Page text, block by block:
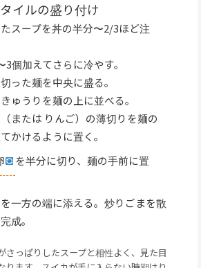
イルの盛り付け
スープを丼の半分〜2/3ほど注
3個加えてさらに冷やす。
った麺を中央に盛る。
ゅうりを麺の上に並べる。
または りんご）の薄切りを麺の
かけるように置く。
を半分に切り、麺の手前に置
一方の端に添える。炒りごまを散
成。
さっぱりしたスープと相性よく、見た目